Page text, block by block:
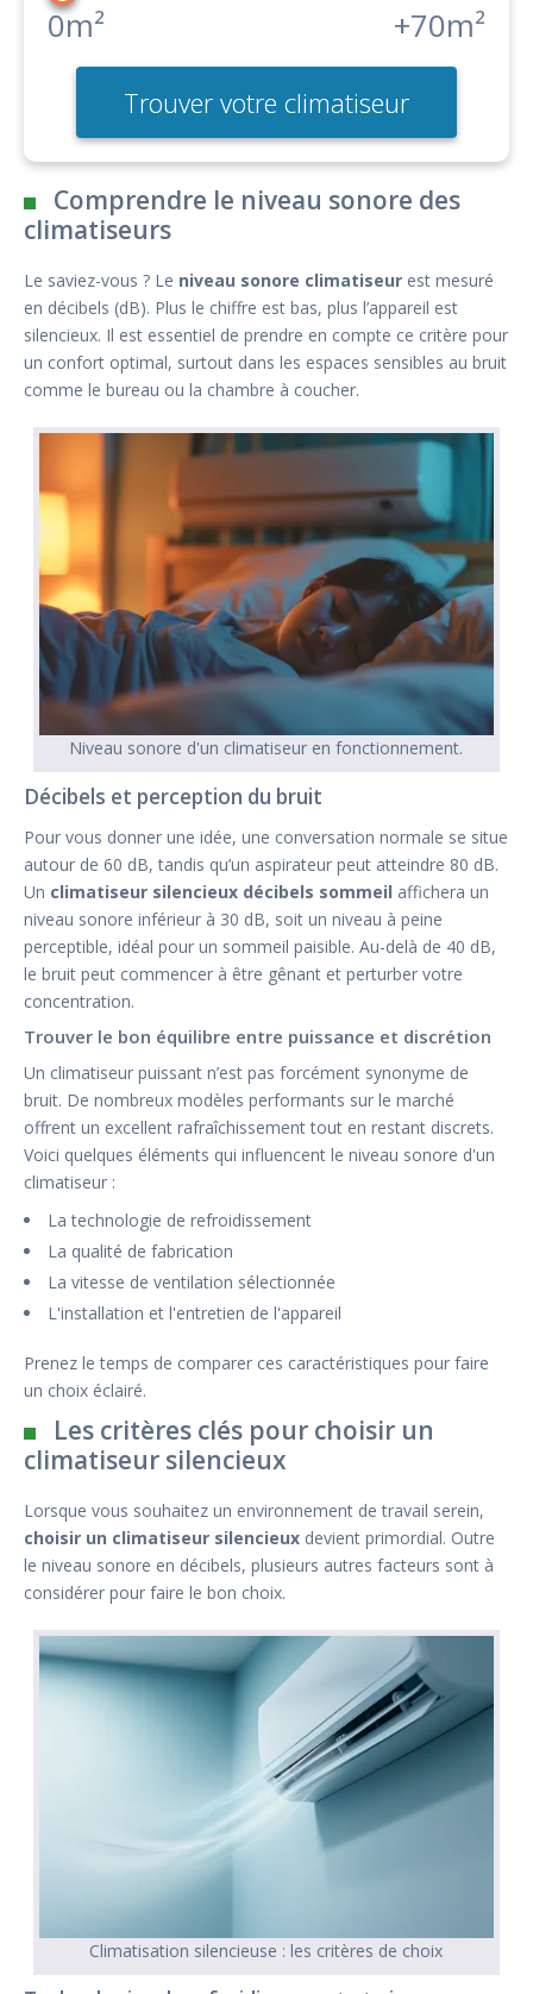
0m² +70m²
Trouver votre climatiseur
Comprendre le niveau sonore des
climatiseurs
Le saviez-vous ? Le niveau sonore climatiseur est mesuré
en décibels (dB). Plus le chiffre est bas, plus l’appareil est
silencieux. Il est essentiel de prendre en compte ce critère pour
un confort optimal, surtout dans les espaces sensibles au bruit
comme le bureau ou la chambre à coucher.
Niveau sonore d'un climatiseur en fonctionnement.
Décibels et perception du bruit
Pour vous donner une idée, une conversation normale se situe
autour de 60 dB, tandis qu’un aspirateur peut atteindre 80 dB.
Un climatiseur silencieux décibels sommeil affichera un
niveau sonore inférieur à 30 dB, soit un niveau à peine
perceptible, idéal pour un sommeil paisible. Au-delà de 40 dB,
le bruit peut commencer à être gênant et perturber votre
concentration.
Trouver le bon équilibre entre puissance et discrétion
Un climatiseur puissant n’est pas forcément synonyme de
bruit. De nombreux modèles performants sur le marché
offrent un excellent rafraîchissement tout en restant discrets.
Voici quelques éléments qui influencent le niveau sonore d'un
climatiseur :
La technologie de refroidissement
La qualité de fabrication
La vitesse de ventilation sélectionnée
L'installation et l'entretien de l'appareil
Prenez le temps de comparer ces caractéristiques pour faire
un choix éclairé.
Les critères clés pour choisir un
climatiseur silencieux
Lorsque vous souhaitez un environnement de travail serein,
choisir un climatiseur silencieux devient primordial. Outre
le niveau sonore en décibels, plusieurs autres facteurs sont à
considérer pour faire le bon choix.
Climatisation silencieuse : les critères de choix